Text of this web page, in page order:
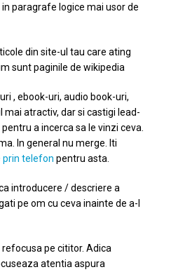
paragrafe logice mai usor de
din site-ul tau care ating
sunt paginile de wikipedia
, ebook-uri, audio book-uri,
atractiv, dar si castigi lead-
a incerca sa le vinzi ceva.
In general nu merge. Iti
prin telefon pentru asta.
introducere / descriere a
pe om cu ceva inainte de a-l
refocusa pe cititor. Adica
atentia aspura